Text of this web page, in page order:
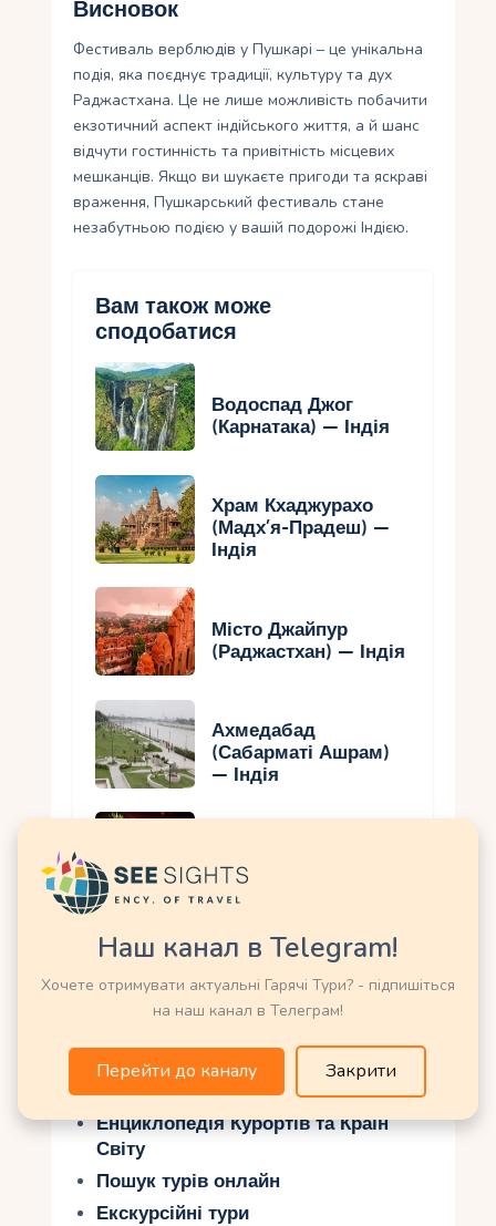
Висновок
Фестиваль верблюдів у Пушкарі – це унікальна
подія, яка поєднує традиції, культуру та дух
Раджастхана. Це не лише можливість побачити
екзотичний аспект індійського життя, а й шанс
відчути гостинність та привітність місцевих
мешканців. Якщо ви шукаєте пригоди та яскраві
враження, Пушкарський фестиваль стане
незабутньою подією у вашій подорожі Індією.
Вам також може
сподобатися
Водоспад Джог
(Карнатака) — Індія
Храм Кхаджурахо
(Мадх’я-Прадеш) —
Індія
Місто Джайпур
(Раджастхан) — Індія
Ахмедабад
(Сабарматі Ашрам)
— Індія
Дівалі – Індія
Мечеть Джама
Масджид (Делі) —
Індія
Можливо Вас зацікавить ще:
Енциклопедія Курортів та Країн
Світу
Пошук турів онлайн
Екскурсійні тури
Наш канал в Telegram!
Хочете отримувати актуальні Гарячі Тури? - підпишіться
на наш канал в Телеграм!
Перейти до каналу Закрити